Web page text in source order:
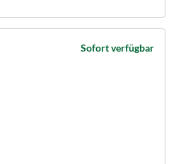
Sofort verfügbar